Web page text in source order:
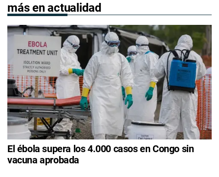
más en actualidad
El ébola supera los 4.000 casos en Congo sin
vacuna aprobada